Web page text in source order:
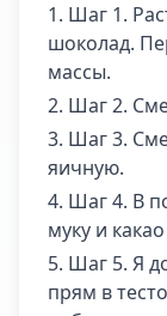
Шаг 1.
шоколад.
массы.
Шаг 2.
Шаг 3.
яичную.
Шаг 4. В
муку и какао
Шаг 5. Я
прям в